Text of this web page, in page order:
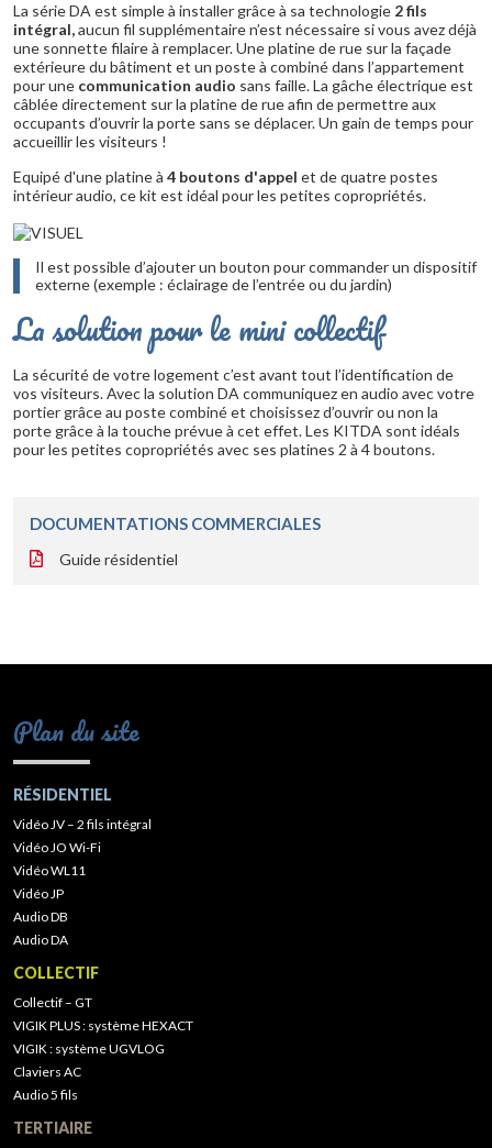
La série DA est simple à installer grâce à sa technologie 2 fils
intégral,aucun fil supplémentaire n’est nécessaire si vous avez déjà
une sonnette filaire à remplacer. Une platine de rue sur la façade
extérieure du bâtiment et un poste à combiné dans l’appartement
pour une communication audio sans faille. La gâche électrique est
câblée directement sur la platine de rue afin de permettre aux
occupants d’ouvrir la porte sans se déplacer. Un gain de temps pour
accueillir les visiteurs !
Equipé d'une platine à 4 boutons d'appel et de quatre postes
intérieur audio, ce kit est idéal pour les petites copropriétés.
Il est possible d’ajouter un bouton pour commander un dispositif
externe (exemple : éclairage de l’entrée ou du jardin)
La solution pour le mini collectif
La sécurité de votre logement c’est avant tout l’identification de
vos visiteurs. Avec la solution DA communiquez en audio avec votre
portier grâce au poste combiné et choisissez d’ouvrir ou non la
porte grâce à la touche prévue à cet effet. Les KITDA sont idéals
pour les petites copropriétés avec ses platines 2 à 4 boutons.
DOCUMENTATIONS COMMERCIALES
Guide résidentiel
Plan du site
RÉSIDENTIEL
Vidéo JV – 2 fils intégral
Vidéo JO Wi-Fi
Vidéo WL11
Vidéo JP
Audio DB
Audio DA
COLLECTIF
Collectif – GT
VIGIK PLUS : système HEXACT
VIGIK : système UGVLOG
Claviers AC
Audio 5 fils
TERTIAIRE